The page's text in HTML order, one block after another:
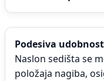
Podesiva
Naslon sedišta se
položaja nagiba,